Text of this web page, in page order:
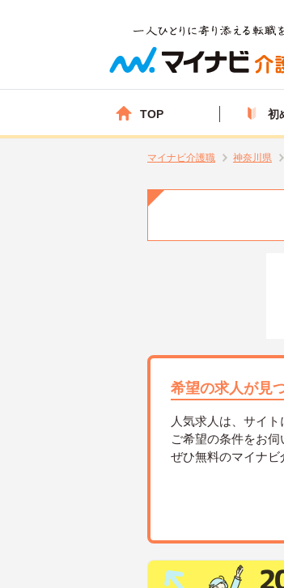
TOP 初
マイナビ介護職 神奈川県
希望の求人が見
人気求人は、サイ
ご希望の条件をお
ぜひ無料のマイナビ